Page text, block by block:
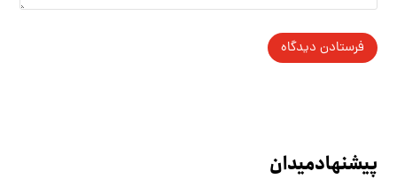
پیشنهاد میدان